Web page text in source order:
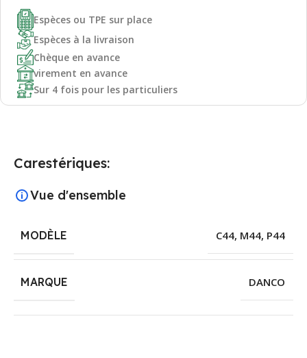
Espèces ou TPE sur place
Espèces à la livraison
Chèque en avance
virement en avance
Sur 4 fois pour les particuliers
Carestériques:
Vue d'ensemble
MODÈLE C44, M44, P44
MARQUE DANCO